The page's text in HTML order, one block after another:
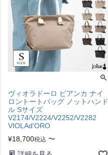
ヴィオラドーロ ビアンカ ナイ
ロントートバッグ ノットハンド
ル Sサイズ
V2174/V2224/V2252/V2282
VIOLAd'ORO
¥18,700税込 〜